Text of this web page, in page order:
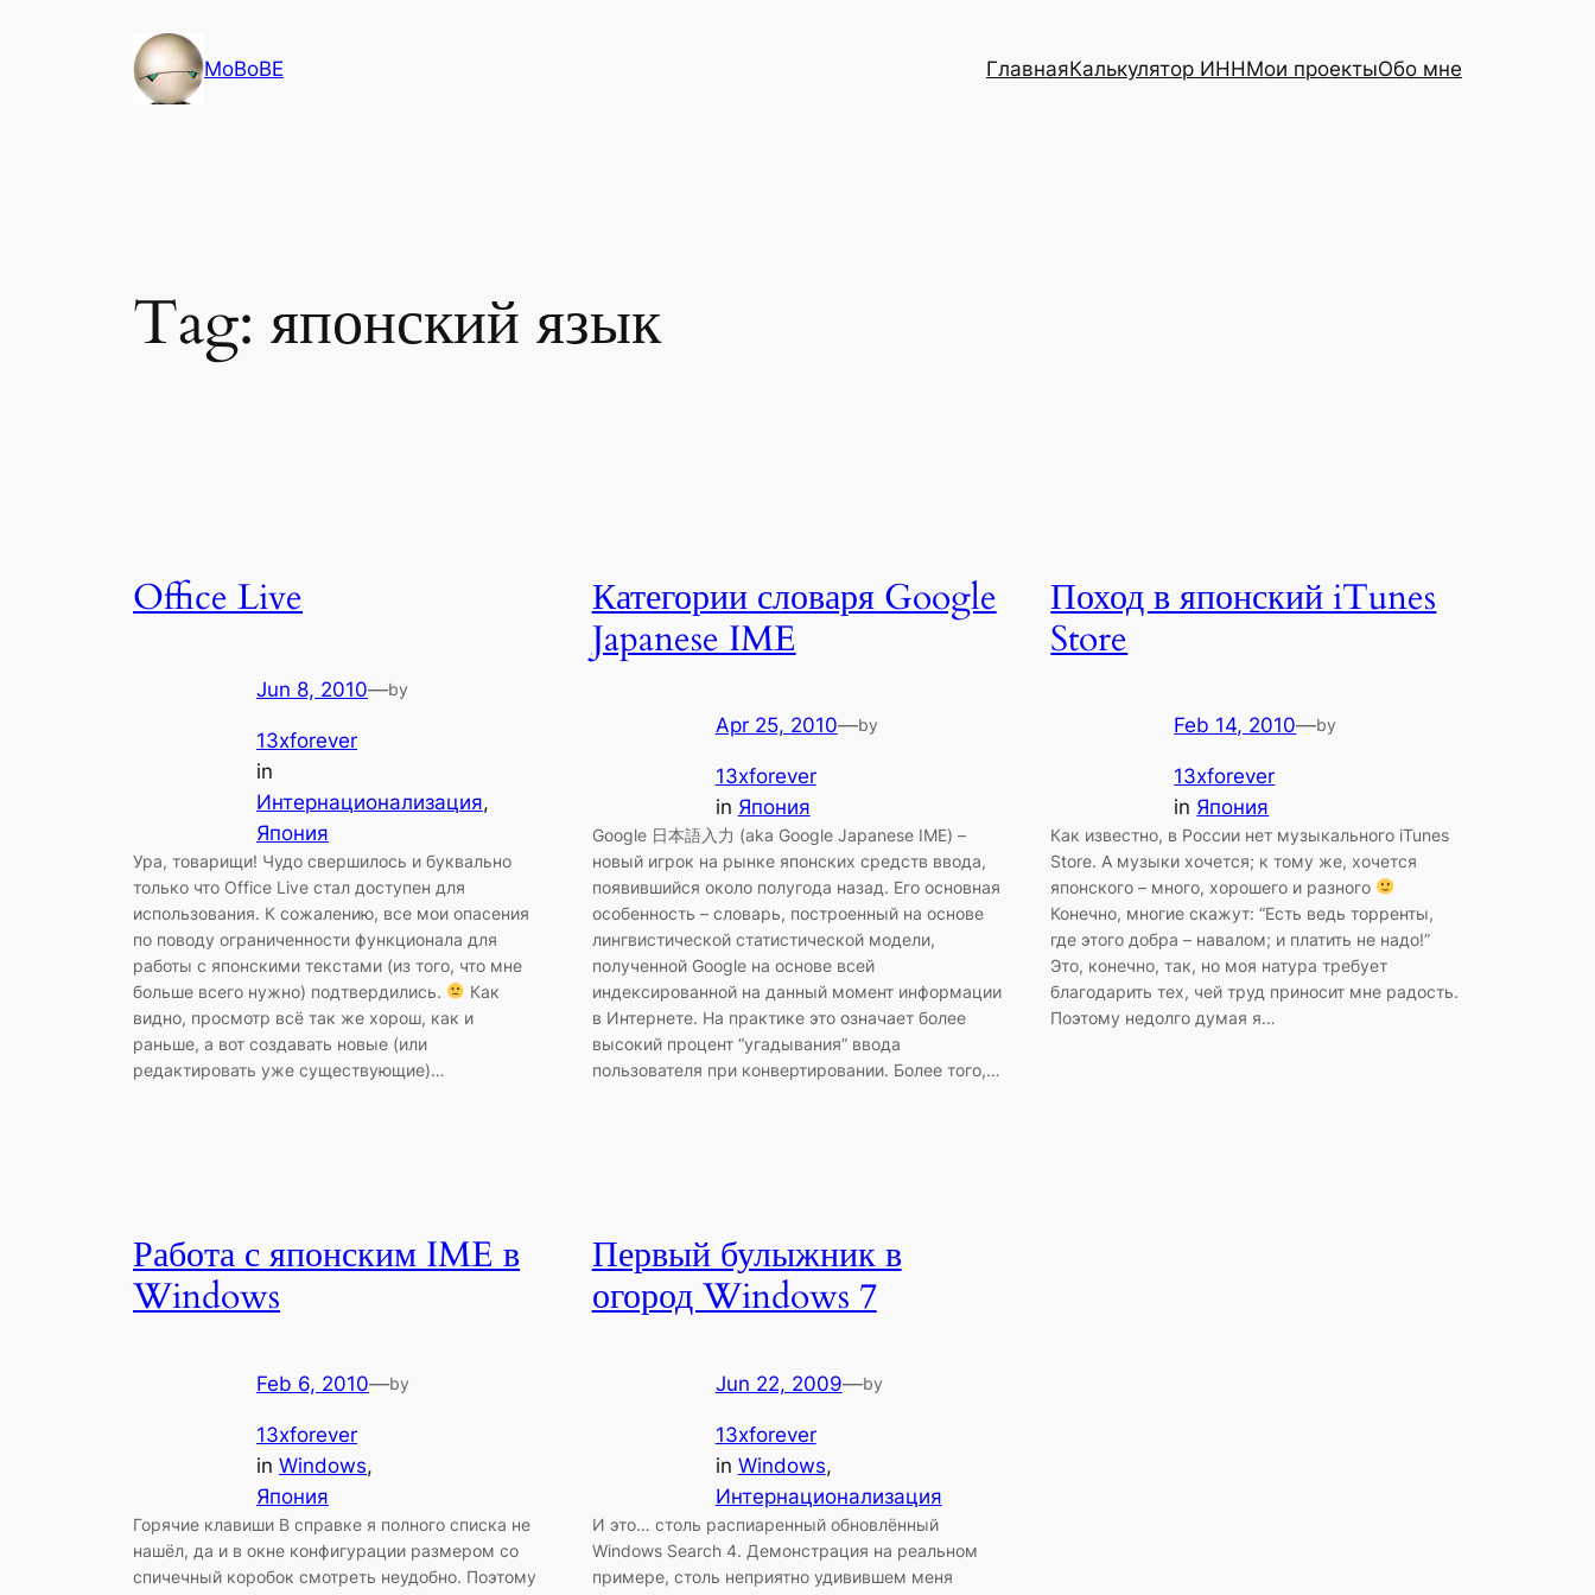
MoBoBE ГлавнаяКалькулятор ИННМои проектыОбо мне
Tag: японский язык
Office Live
Jun 8, 2010—by
13xforever
in
Интернационализация
Япония
Ура, товарищи! Чудо свершилось и буквально
только что Office Live стал доступен для
использования. К сожалению, все мои опасения
по поводу ограниченности функционала для
работы с японскими текстами (из того, что мне
больше всего нужно) подтвердились.
Как
видно, просмотр всё так же хорош, как и
раньше, а вот создавать новые (или
редактировать уже существующие)…
Категории словаря Google
Japanese IME
Apr 25, 2010—by
13xforever
in Япония
Google 日本語入力 (aka Google Japanese IME) –
новый игрок на рынке японских средств ввода,
появившийся около полугода назад. Его основная
особенность – словарь, построенный на основе
лингвистической статистической модели,
полученной Google на основе всей
индексированной на данный момент информации
в Интернете. На практике это означает более
высокий процент “угадывания” ввода
пользователя при конвертировании. Более того,…
Поход в японский iTunes
Store
Feb 14, 2010—by
13xforever
in Япония
Как известно, в России нет музыкального iTunes
Store. А музыки хочется; к тому же, хочется
японского – много, хорошего и разного
Конечно, многие скажут: “Есть ведь торренты,
где этого добра – навалом; и платить не надо!”
Это, конечно, так, но моя натура требует
благодарить тех, чей труд приносит мне радость.
Поэтому недолго думая я…
Работа с японским IME в
Windows
Feb 6, 2010—by
13xforever
in Windows
Япония
Горячие клавиши В справке я полного списка не
нашёл, да и в окне конфигурации размером со
спичечный коробок смотреть неудобно. Поэтому
Первый булыжник в
огород Windows 7
Jun 22, 2009—by
13xforever
in Windows
Интернационализация
И это… столь распиаренный обновлённый
Windows Search 4. Демонстрация на реальном
примере, столь неприятно удивившем меня